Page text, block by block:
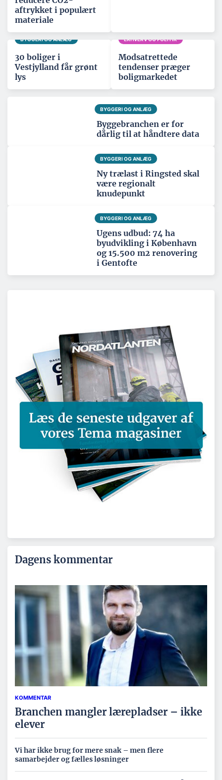
aftrykket i populært
materiale
BYGGERI OG ANLÆG
30 boliger i
Vestjylland får grønt
lys
ERHVERV OG POLITIK
Modsatrettede
tendenser præger
boligmarkedet
BYGGERI OG ANLÆG
Byggebranchen er for
dårlig til at håndtere data
BYGGERI OG ANLÆG
Ny trælast i Ringsted skal
være regionalt
knudepunkt
BYGGERI OG ANLÆG
Ugens udbud: 74 ha
byudvikling i København
og 15.500 m2 renovering
i Gentofte
Dagens kommentar
KOMMENTAR
Branchen mangler lærepladser – ikke
elever
Vi har ikke brug for mere snak – men flere
samarbejder og fælles løsninger